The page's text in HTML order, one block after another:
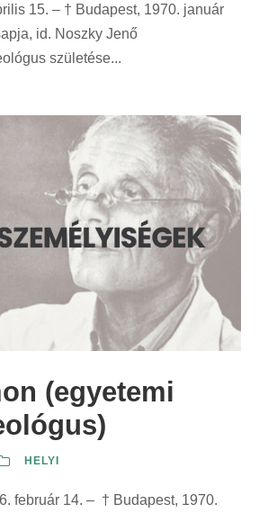
15. – † Budapest, 1970. január
id. Noszky Jenő
születése...
(egyetemi
HELYI
február 14. – † Budapest, 1970.